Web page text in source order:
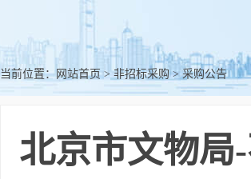
当前位置：网站首页>非招标采购>采购公告
北京市文物局